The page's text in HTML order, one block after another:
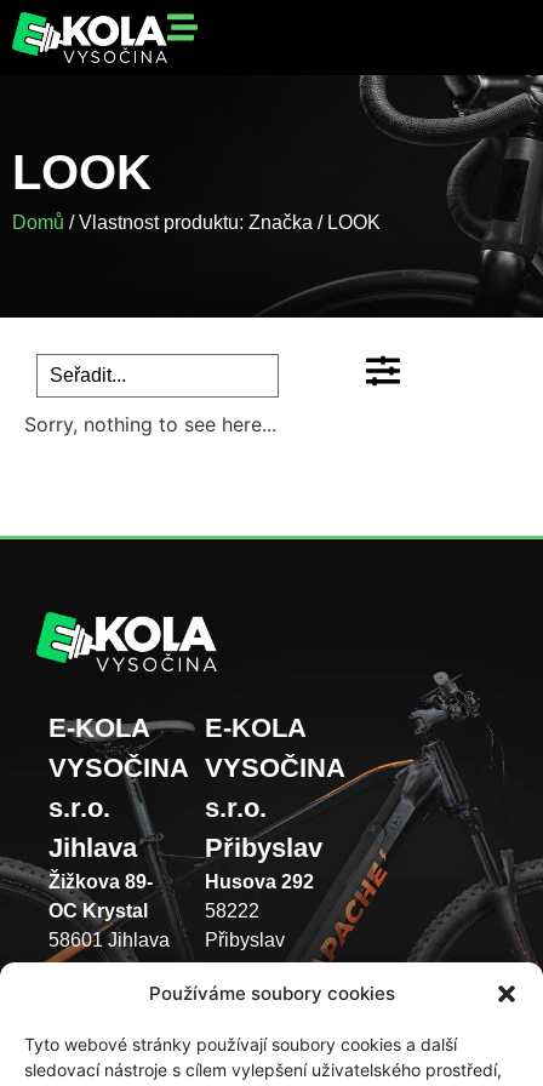
Používáme soubory cookies
Tyto webové stránky používají soubory cookies a další
sledovací nástroje s cílem vylepšení uživatelského prostředí,
LOOK
Domů / Vlastnost produktu: Značka / LOOK
Sorry, nothing to see here...
E-KOLA
VYSOČINA
s.r.o.
Jihlava
Žižkova 89-
OC Krystal
58601 Jihlava
(+420) 733 371
Pondělí –
E-KOLA
VYSOČINA
s.r.o.
Přibyslav
Husova 292
58222
Přibyslav
(+420) 737 433
Pondělí –